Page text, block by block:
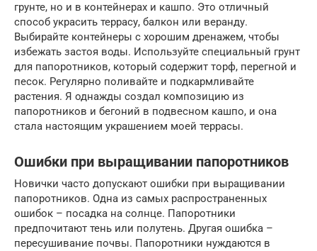
грунте, но и в контейнерах и кашпо. Это отличный
способ украсить террасу, балкон или веранду.
Выбирайте контейнеры с хорошим дренажем, чтобы
избежать застоя воды. Используйте специальный грунт
для папоротников, который содержит торф, перегной и
песок. Регулярно поливайте и подкармливайте
растения. Я однажды создал композицию из
папоротников и бегоний в подвесном кашпо, и она
стала настоящим украшением моей террасы.
Ошибки при выращивании папоротников
Новички часто допускают ошибки при выращивании
папоротников. Одна из самых распространенных
ошибок – посадка на солнце. Папоротники
предпочитают тень или полутень. Другая ошибка –
пересушивание почвы. Папоротники нуждаются в